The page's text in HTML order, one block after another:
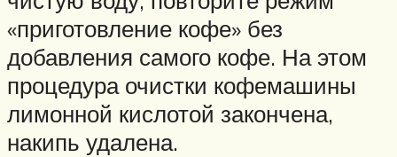
«приготовление кофе» без
добавления самого кофе. На этом
процедура очистки кофемашины
лимонной кислотой закончена,
накипь удалена.